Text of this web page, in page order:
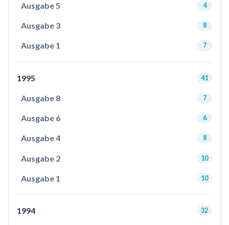
Ausgabe 5 4
Ausgabe 3 8
Ausgabe 1 7
1995 41
Ausgabe 8 7
Ausgabe 6 6
Ausgabe 4 8
Ausgabe 2 10
Ausgabe 1 10
1994 32